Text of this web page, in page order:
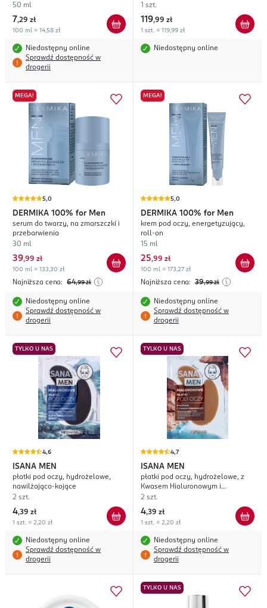
50 ml
7,29 zł
100 ml = 14,58 zł
Niedostępny online
Sprawdź dostępność w
drogerii
100ml + balsam do brody 100ml +
1 szt.
119,99 zł
1 szt. = 119,99 zł
Niedostępny online
MEGA!
5,0
DERMIKA 100% for Men
serum do twarzy, na zmarszczki i
przebarwienia
30 ml
39,99 zł
100 ml = 133,30 zł
Najniższa cena: 64,99 zł
Niedostępny online
Sprawdź dostępność w
drogerii
MEGA!
5,0
DERMIKA 100% for Men
krem pod oczy, energetyzujący,
roll-on
15 ml
25,99 zł
100 ml = 173,27 zł
Najniższa cena: 39,99 zł
Niedostępny online
Sprawdź dostępność w
drogerii
TYLKO U NAS
4,6
ISANA MEN
płatki pod oczy, hydrożelowe,
nawilżająco-kojące
2 szt.
4,39 zł
1 szt. = 2,20 zł
Niedostępny online
Sprawdź dostępność w
drogerii
TYLKO U NAS
4,7
ISANA MEN
płatki pod oczy, hydrożelowe, z
Kwasem Hialuronowym i
Koenzymem Q10
2 szt.
4,39 zł
1 szt. = 2,20 zł
Niedostępny online
Sprawdź dostępność w
drogerii
TYLKO U NAS